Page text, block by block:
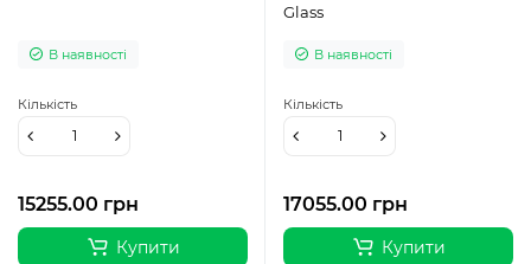
В наявності
15255.00 грн
Кількість
Купити
Glass
В наявності
17055.00 грн
Кількість
Купити